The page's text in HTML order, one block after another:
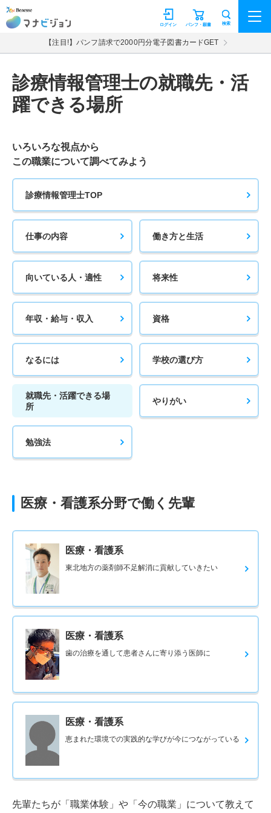
マナビジョン パンフ・願書
ログイン 検索
【注目!】パンフ請求で2000円分電子図書カードGET
診療情報管理士の就職先・活
躍できる場所
いろいろな視点から
この職業について調べてみよう
診療情報管理士TOP
仕事の内容 働き方と生活
向いている人・適性 将来性
年収・給与・収入 資格
なるには 学校の選び方
就職先・活躍できる場
所
やりがい
勉強法
医療・看護系分野で働く先輩
医療・看護系
東北地方の薬剤師不足解消に貢献していきたい
医療・看護系
歯の治療を通して患者さんに寄り添う医師に
医療・看護系
恵まれた環境での実践的な学びが今につながっている
先輩たちが「職業体験」や「今の職業」について教えて